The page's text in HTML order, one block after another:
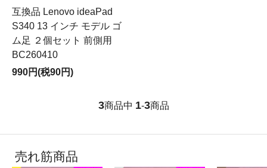
互換品 Lenovo ideaPad
S340 13 インチ モデル ゴ
ム足 ２個セット 前側用
BC260410
990円(税90円)
3商品中 1-3商品
売れ筋商品